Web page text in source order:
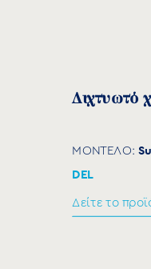
Διχτυωτό
ΜΟΝΤΕΛΟ:
DEL
Δείτε το